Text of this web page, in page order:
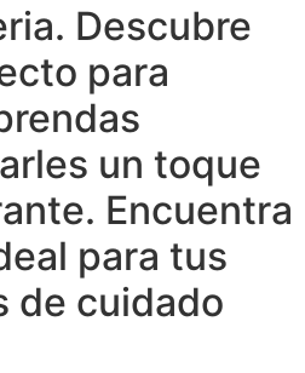
Descubre
para
un toque
Encuentra
para tus
de cuidado